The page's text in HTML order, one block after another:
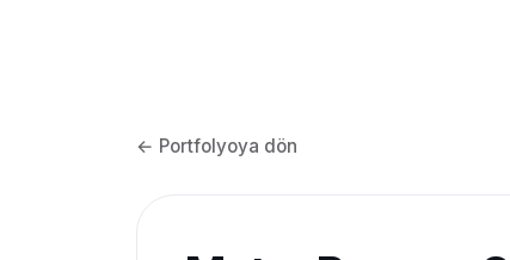
← Portfolyoya dön